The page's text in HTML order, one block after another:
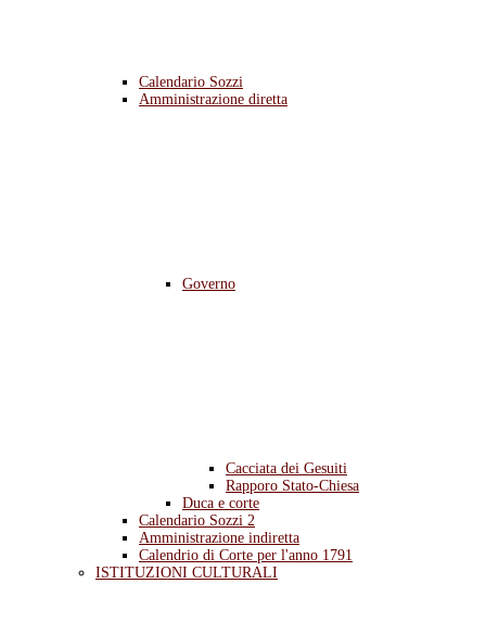
Calendario Sozzi
Amministrazione diretta
Governo
Cacciata dei Gesuiti
Rapporo Stato-Chiesa
Duca e corte
Calendario Sozzi 2
Amministrazione indiretta
Calendrio di Corte per l'anno 1791
ISTITUZIONI CULTURALI